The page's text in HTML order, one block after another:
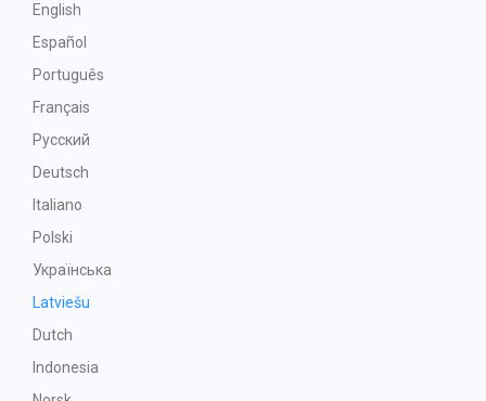
English
Español
Português
Français
Русский
Deutsch
Italiano
Polski
Українська
Latviešu
Dutch
Indonesia